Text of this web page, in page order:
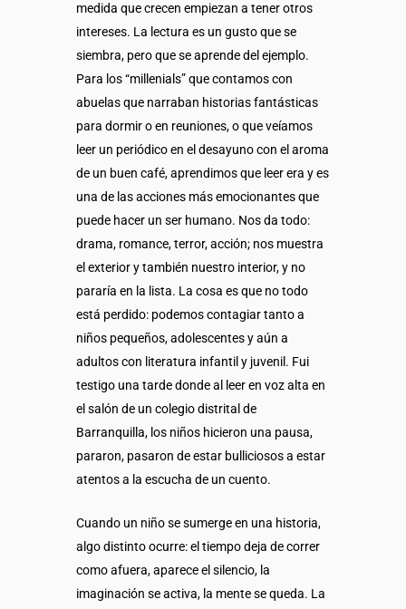
medida que crecen empiezan a tener otros
intereses. La lectura es un gusto que se
siembra, pero que se aprende del ejemplo.
Para los “millenials” que contamos con
abuelas que narraban historias fantásticas
para dormir o en reuniones, o que veíamos
leer un periódico en el desayuno con el aroma
de un buen café, aprendimos que leer era y es
una de las acciones más emocionantes que
puede hacer un ser humano. Nos da todo:
drama, romance, terror, acción; nos muestra
el exterior y también nuestro interior, y no
pararía en la lista. La cosa es que no todo
está perdido: podemos contagiar tanto a
niños pequeños, adolescentes y aún a
adultos con literatura infantil y juvenil. Fui
testigo una tarde donde al leer en voz alta en
el salón de un colegio distrital de
Barranquilla, los niños hicieron una pausa,
pararon, pasaron de estar bulliciosos a estar
atentos a la escucha de un cuento.
Cuando un niño se sumerge en una historia,
algo distinto ocurre: el tiempo deja de correr
como afuera, aparece el silencio, la
imaginación se activa, la mente se queda. La